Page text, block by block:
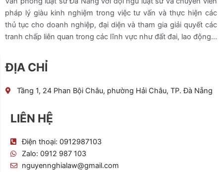
pháp lý giàu kinh nghiệm trong việc tư vấn và thực hiện các
thủ tục cho doanh nghiệp, đại diện và tham gia giải quyết các
tranh chấp liên quan trong các lĩnh vực như đất đai, lao động…
ĐỊA CHỈ
Tầng 1, 24 Phan Bội Châu, phường Hải Châu, TP. Đà Nẵng
LIÊN HỆ
Điện thoại: 0912987103
Zalo: 0912 987 103
nguyennghialaw@gmail.com